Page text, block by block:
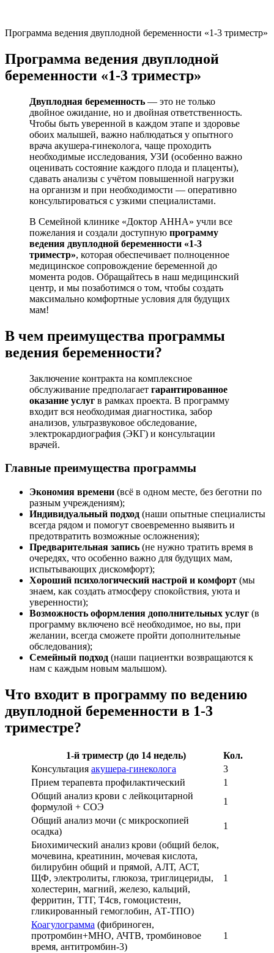
Программа ведения двуплодной беременности «1-3 триместр»
Программа ведения двуплодной
беременности «1-3 триместр»
Двуплодная беременность — это не только
двойное ожидание, но и двойная ответственность.
Чтобы быть уверенной в каждом этапе и здоровье
обоих малышей, важно наблюдаться у опытного
врача акушера-гинеколога, чаще проходить
необходимые исследования, УЗИ (особенно важно
оценивать состояние каждого плода и плаценты),
сдавать анализы с учётом повышенной нагрузки
на организм и при необходимости — оперативно
консультироваться с узкими специалистами.
В Семейной клинике «Доктор АННА» учли все
пожелания и создали доступную программу
ведения двуплодной беременности «1-3
триместр», которая обеспечивает полноценное
медицинское сопровождение беременной до
момента родов. Обращайтесь в наш медицинский
центр, и мы позаботимся о том, чтобы создать
максимально комфортные условия для будущих
мам!
В чем преимущества программы
ведения беременности?
Заключение контракта на комплексное
обслуживание предполагает гарантированное
оказание услуг в рамках проекта. В программу
входит вся необходимая диагностика, забор
анализов, ультразвуковое обследование,
электрокардиография (ЭКГ) и консультации
врачей.
Главные преимущества программы
Экономия времени (всё в одном месте, без беготни по
разным учреждениям);
Индивидуальный подход (наши опытные специалисты
всегда рядом и помогут своевременно выявить и
предотвратить возможные осложнения);
Предварительная запись (не нужно тратить время в
очередях, что особенно важно для будущих мам,
испытывающих дискомфорт);
Хороший психологический настрой и комфорт (мы
знаем, как создать атмосферу спокойствия, уюта и
уверенности);
Возможность оформления дополнительных услуг (в
программу включено всё необходимое, но вы, при
желании, всегда сможете пройти дополнительные
обследования);
Семейный подход (наши пациентки возвращаются к
нам с каждым новым малышом).
Что входит в программу по ведению
двуплодной беременности в 1-3
триместре?
1-й триместр (до 14 недель)
Кол.
Консультация акушера-гинеколога
3
Прием терапевта профилактический
1
Общий анализ крови с лейкоцитарной
формулой + СОЭ
1
Общий анализ мочи (с микроскопией
осадка)
1
Биохимический анализ крови (общий белок,
мочевина, креатинин, мочевая кислота,
билирубин общий и прямой, АЛТ, АСТ,
ЩФ, электролиты, глюкоза, триглицериды,
холестерин, магний, железо, кальций,
ферритин, ТТГ, Т4св, гомоцистеин,
гликированный гемоглобин, АТ-ТПО)
1
Коагулограмма (фибриноген,
протромбин+МНО, АЧТВ, тромбиновое
время, антитромбин-3)
1